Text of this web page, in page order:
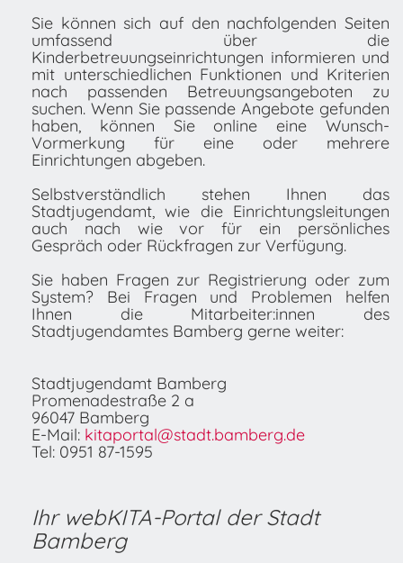
Sie können sich auf den nachfolgenden Seiten
umfassend über die
Kinderbetreuungseinrichtungen informieren und
mit unterschiedlichen Funktionen und Kriterien
nach passenden Betreuungsangeboten zu
suchen. Wenn Sie passende Angebote gefunden
haben, können Sie online eine Wunsch-
Vormerkung für eine oder mehrere
Einrichtungen abgeben.
Selbstverständlich stehen Ihnen das
Stadtjugendamt, wie die Einrichtungsleitungen
auch nach wie vor für ein persönliches
Gespräch oder Rückfragen zur Verfügung.
Sie haben Fragen zur Registrierung oder zum
System? Bei Fragen und Problemen helfen
Ihnen die Mitarbeiter:innen des
Stadtjugendamtes Bamberg gerne weiter:
Stadtjugendamt Bamberg
Promenadestraße 2 a
96047 Bamberg
E-Mail: kitaportal@stadt.bamberg.de
Tel: 0951 87-1595
Ihr webKITA-Portal der Stadt
Bamberg